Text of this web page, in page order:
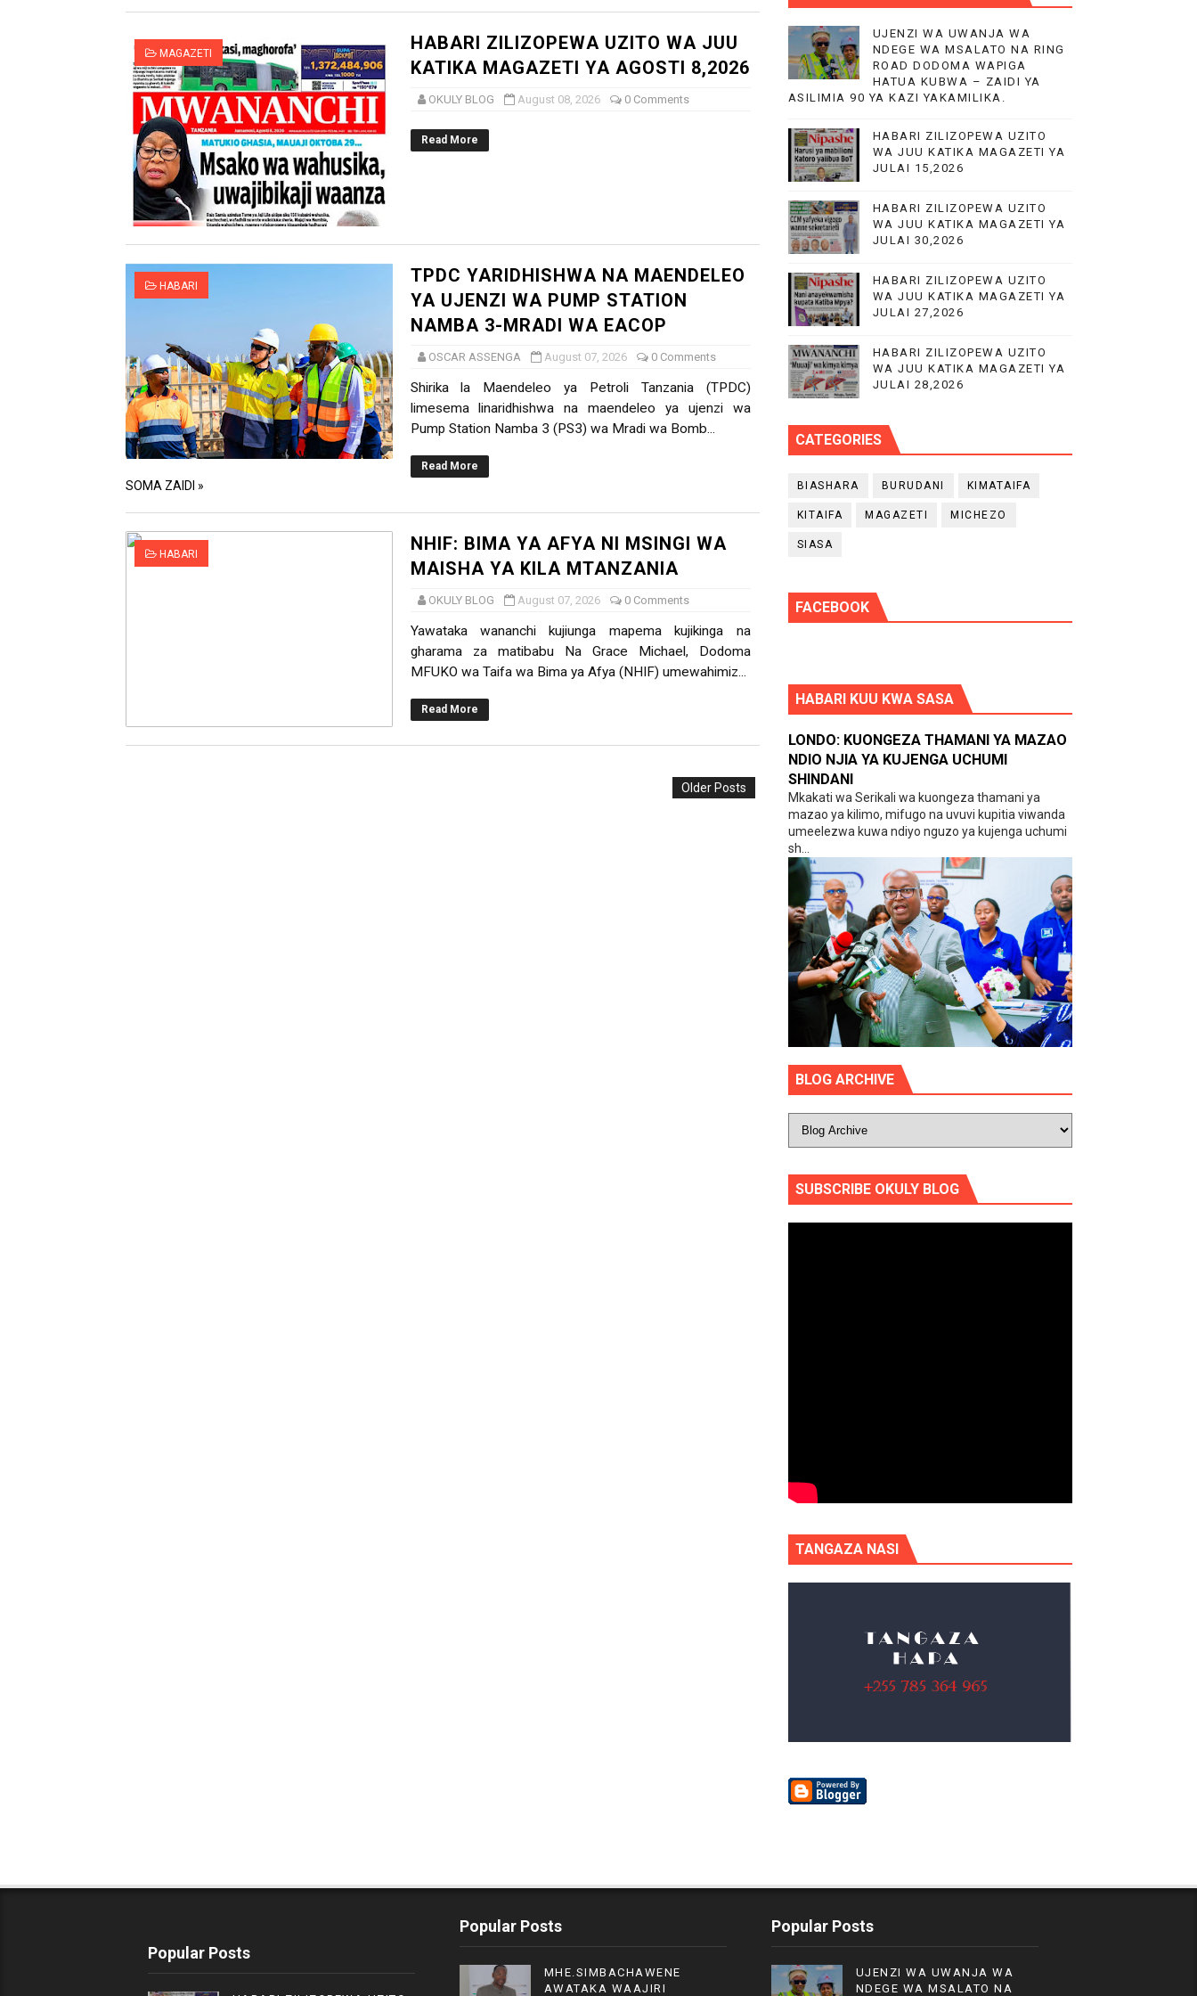
MAGAZETI
HABARI ZILIZOPEWA UZITO WA JUU
KATIKA MAGAZETI YA AGOSTI 8,2026
OKULY BLOG August 08, 2026 0 Comments
Read More
HABARI
TPDC YARIDHISHWA NA MAENDELEO
YA UJENZI WA PUMP STATION
NAMBA 3-MRADI WA EACOP
OSCAR ASSENGA August 07, 2026 0 Comments
Shirika la Maendeleo ya Petroli Tanzania (TPDC)
limesema linaridhishwa na maendeleo ya ujenzi wa
Pump Station Namba 3 (PS3) wa Mradi wa Bomb...
Read More
SOMA ZAIDI »
HABARI
NHIF: BIMA YA AFYA NI MSINGI WA
MAISHA YA KILA MTANZANIA
OKULY BLOG August 07, 2026 0 Comments
Yawataka wananchi kujiunga mapema kujikinga na
gharama za matibabu Na Grace Michael, Dodoma
MFUKO wa Taifa wa Bima ya Afya (NHIF) umewahimiz...
Read More
Older Posts
UJENZI WA UWANJA WA
NDEGE WA MSALATO NA RING
ROAD DODOMA WAPIGA
HATUA KUBWA – ZAIDI YA
ASILIMIA 90 YA KAZI YAKAMILIKA.
HABARI ZILIZOPEWA UZITO
WA JUU KATIKA MAGAZETI YA
JULAI 15,2026
HABARI ZILIZOPEWA UZITO
WA JUU KATIKA MAGAZETI YA
JULAI 30,2026
HABARI ZILIZOPEWA UZITO
WA JUU KATIKA MAGAZETI YA
JULAI 27,2026
HABARI ZILIZOPEWA UZITO
WA JUU KATIKA MAGAZETI YA
JULAI 28,2026
CATEGORIES
BIASHARA BURUDANI KIMATAIFA
KITAIFA MAGAZETI MICHEZO
SIASA
FACEBOOK
HABARI KUU KWA SASA
LONDO: KUONGEZA THAMANI YA MAZAO
NDIO NJIA YA KUJENGA UCHUMI
SHINDANI
Mkakati wa Serikali wa kuongeza thamani ya
mazao ya kilimo, mifugo na uvuvi kupitia viwanda
umeelezwa kuwa ndiyo nguzo ya kujenga uchumi
sh...
BLOG ARCHIVE
SUBSCRIBE OKULY BLOG
TANGAZA NASI
Popular Posts
Popular Posts
MHE.SIMBACHAWENE
AWATAKA WAAJIRI
Popular Posts
UJENZI WA UWANJA WA
NDEGE WA MSALATO NA